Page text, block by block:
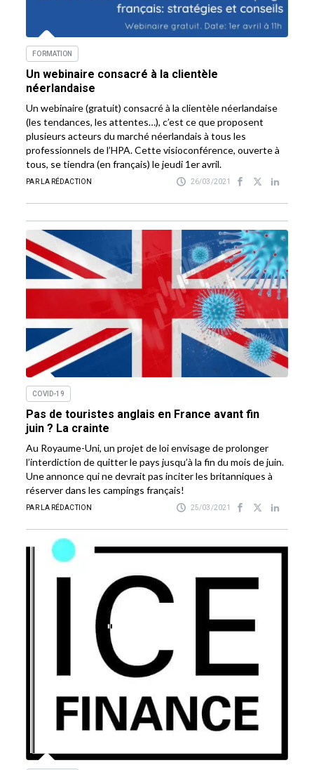
FORMATION
Un webinaire consacré à la clientèle
néerlandaise
Un webinaire (gratuit) consacré à la clientèle néerlandaise
(les tendances, les attentes…), c’est ce que proposent
plusieurs acteurs du marché néerlandais à tous les
professionnels de l’HPA. Cette visioconférence, ouverte à
tous, se tiendra (en français) le jeudi 1er avril.
PAR LA RÉDACTION 26/03/2021
COVID-19
Pas de touristes anglais en France avant fin
juin ? La crainte
Au Royaume-Uni, un projet de loi envisage de prolonger
l’interdiction de quitter le pays jusqu’à la fin du mois de juin.
Une annonce qui ne devrait pas inciter les britanniques à
réserver dans les campings français!
PAR LA RÉDACTION 25/03/2021